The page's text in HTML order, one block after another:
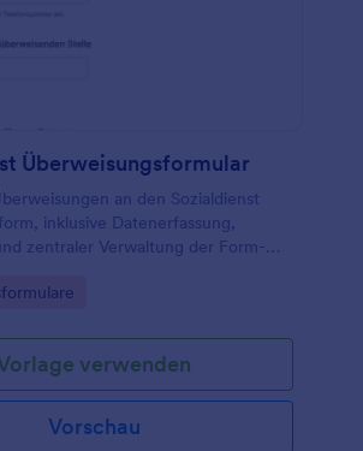
Überweisungsformular
an den Sozialdienst
inklusive Datenerfassung,
zentraler Verwaltung der Form-
verwenden
Vorschau